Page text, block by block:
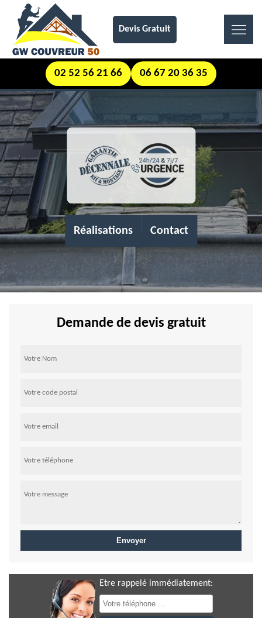
Devis Gratuit
02 52 56 21 66 06 67 20 36 35
Réalisations Contact
Demande de devis gratuit
Etre rappelé immédiatement: